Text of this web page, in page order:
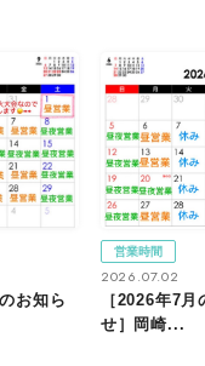
お知ら
営業時間
2026.07.02
［2026年7
せ］岡崎...